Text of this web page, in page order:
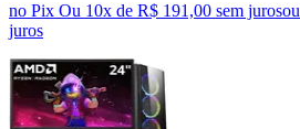
no Pix Ou 10x de R$ 191,00 sem jurosou
juros